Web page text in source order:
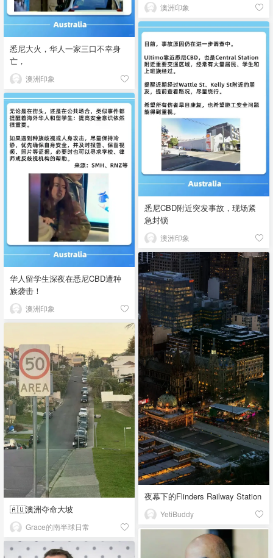
澳洲印象
悉尼大火，华人一家三口不幸身
亡，
澳洲印象
悉尼CBD附近突发事故，现场紧
急封锁
澳洲印象
华人留学生深夜在悉尼CBD遭种
族袭击！
澳洲印象
夜幕下的Flinders Railway Station
YetiBuddy
🇦🇺澳洲夺命大坡
Grace的南半球日常